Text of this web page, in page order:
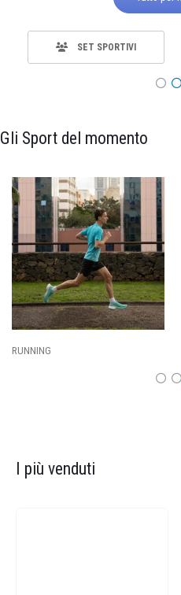
SET SPORTIVI
Gli Sport del momento
SPORT PARALIMPICI
I più venduti